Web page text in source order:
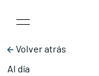
Main
Volver atrás
Al día